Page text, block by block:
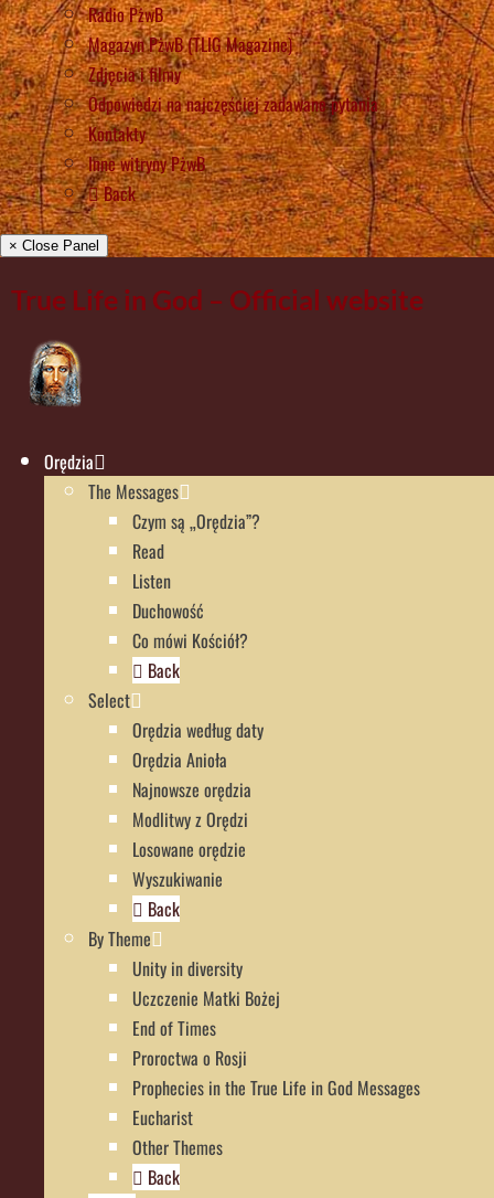
Radio PżwB
Magazyn PżwB (TLIG Magazine)
Zdjęcia i filmy
Odpowiedzi na najczęściej zadawane pytania
Kontakty
Inne witryny PżwB
Back
× Close Panel
True Life in God – Official website
Orędzia
The Messages
Czym są „Orędzia”?
Read
Listen
Duchowość
Co mówi Kościół?
Back
Select
Orędzia według daty
Orędzia Anioła
Najnowsze orędzia
Modlitwy z Orędzi
Losowane orędzie
Wyszukiwanie
Back
By Theme
Unity in diversity
Uczczenie Matki Bożej
End of Times
Proroctwa o Rosji
Prophecies in the True Life in God Messages
Eucharist
Other Themes
Back